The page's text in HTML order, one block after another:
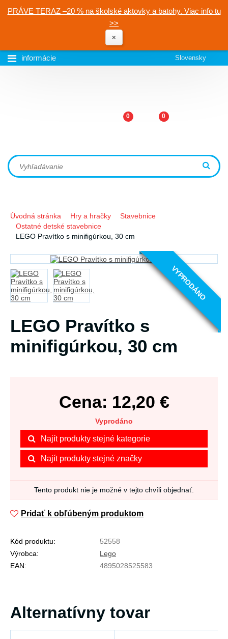
PRÁVE TERAZ –20 % na školské aktovky a batohy. Viac info tu
>>
×
informácie Slovensky
0 0
Úvodná stránka Hry a hračky
Stavebnice
Ostatné detské stavebnice
LEGO Pravítko s minifigúrkou, 30 cm
VYPRODÁNO
LEGO Pravítko s
minifigúrkou, 30 cm
Cena: 12,20 €
Vyprodáno
Najít produkty stejné kategorie
Najít produkty stejné značky
Tento produkt nie je možné v tejto chvíli objednať.
Pridať k obľúbeným produktom
Kód produktu:
52558
Výrobca:
Lego
EAN:
4895028525583
Alternatívny tovar